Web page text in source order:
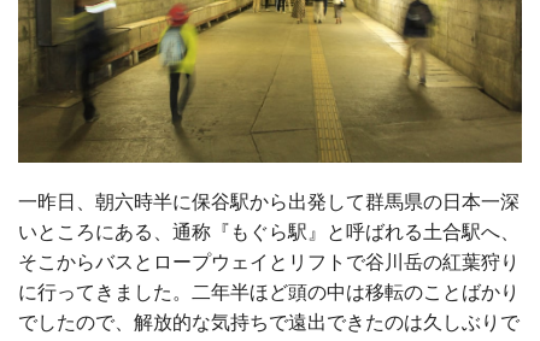
一昨日、朝六時半に保谷駅から出発して群馬県の日本一深
いところにある、通称『もぐら駅』と呼ばれる土合駅へ、
そこからバスとロープウェイとリフトで谷川岳の紅葉狩り
に行ってきました。二年半ほど頭の中は移転のことばかり
でしたので、解放的な気持ちで遠出できたのは久しぶりで